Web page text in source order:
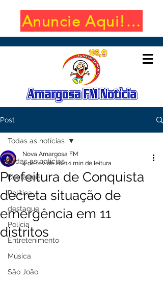
Anuncie Aqui!
Post
Todas as notícias
Destaque
Política
destaque
Polícia
Entretenimento
Música
São João
Todas as notícias
Prefeitura de Conquista
decreta situação de
emergência em 11
distritos
Nova Amargosa FM
4 de fev. de 20211 min de leitura